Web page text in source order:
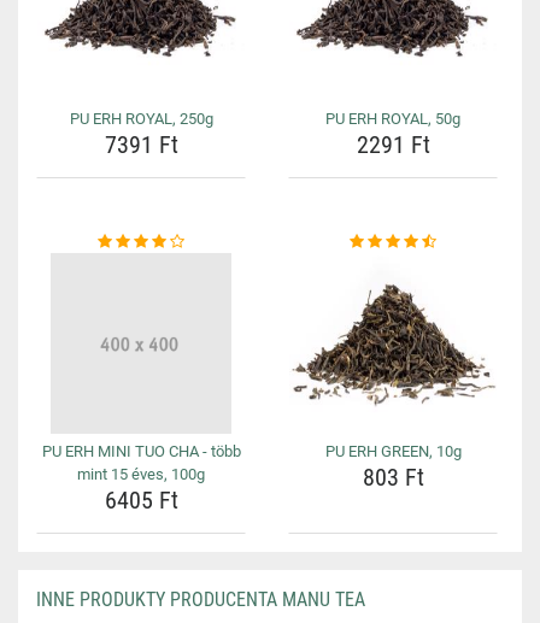
PU ERH ROYAL, 250g
7391 Ft
PU ERH ROYAL, 50g
2291 Ft
PU ERH MINI TUO CHA - több
mint 15 éves, 100g
6405 Ft
PU ERH GREEN, 10g
803 Ft
INNE PRODUKTY PRODUCENTA MANU TEA